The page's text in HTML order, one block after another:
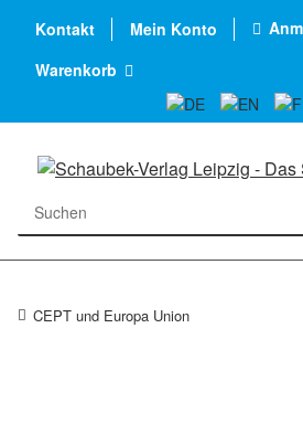
Kontakt Mein Konto
Warenkorb
CEPT und Europa Union